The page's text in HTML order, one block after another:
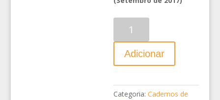
Adicionar
Categoria:Cadernos de